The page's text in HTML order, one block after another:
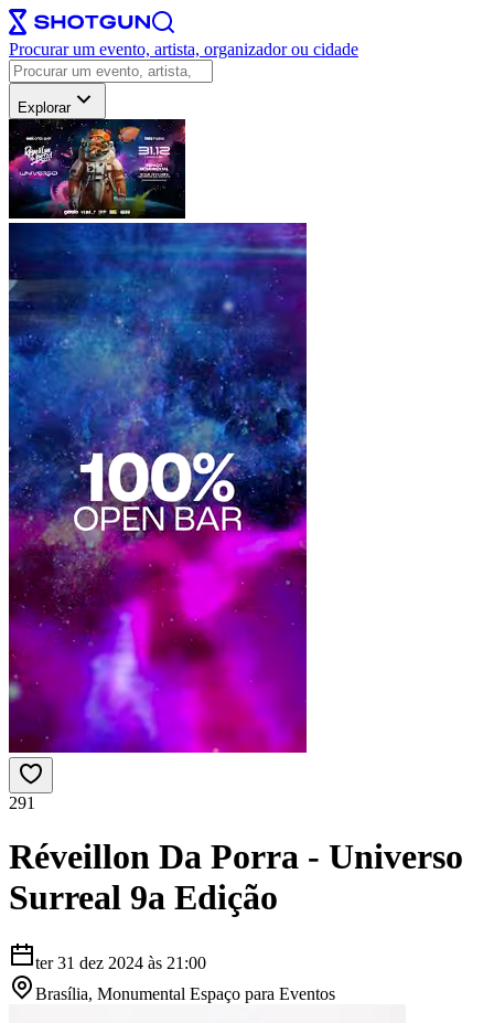
Procurar um evento, artista, organizador ou cidade
Explorar
291
Réveillon Da Porra - Universo
Surreal 9a Edição
ter 31 dez 2024 às 21:00
Brasília, Monumental Espaço para Eventos